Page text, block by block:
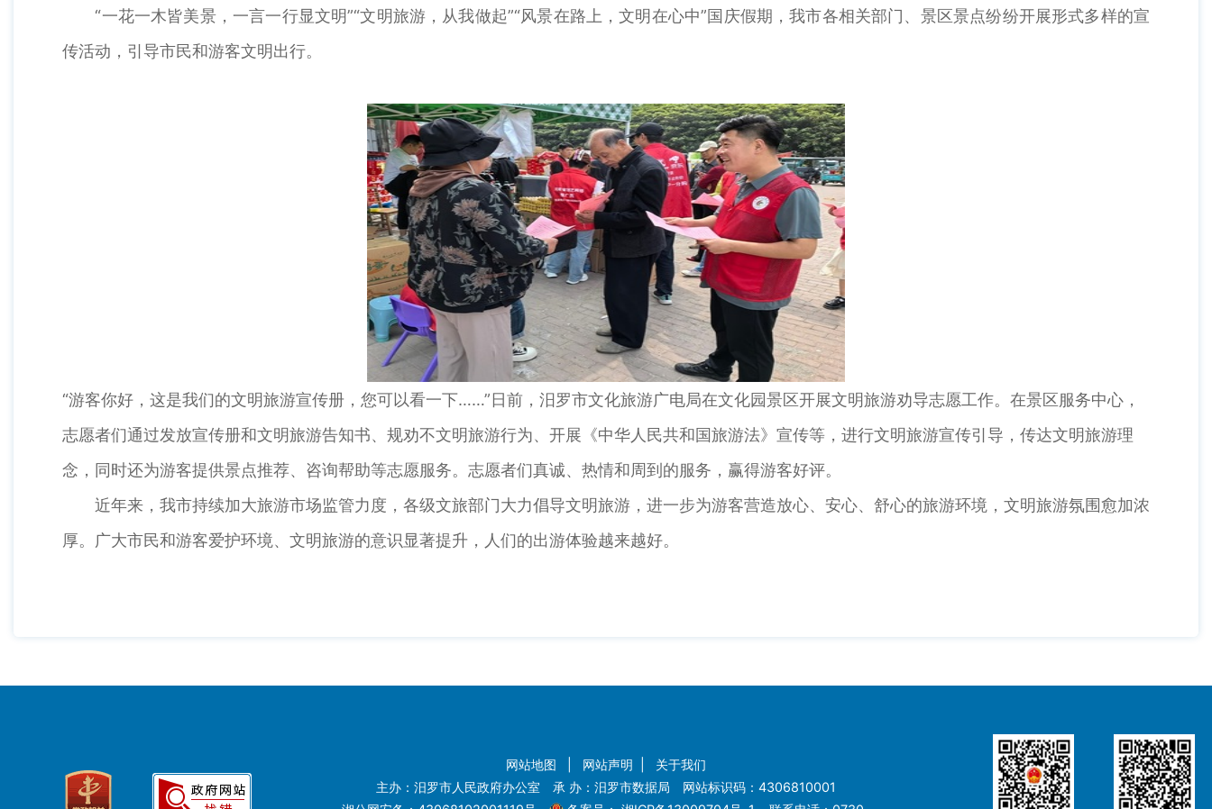
“一花一木皆美景，一言一行显文明”“文明旅游，从我做起”“风景在路上，文明在心中”国庆假期，我市各相关部门、景区景点纷纷开展形式多样的宣
传活动，引导市民和游客文明出行。
“游客你好，这是我们的文明旅游宣传册，您可以看一下……”日前，汨罗市文化旅游广电局在文化园景区开展文明旅游劝导志愿工作。在景区服务中心，
志愿者们通过发放宣传册和文明旅游告知书、规劝不文明旅游行为、开展《中华人民共和国旅游法》宣传等，进行文明旅游宣传引导，传达文明旅游理
念，同时还为游客提供景点推荐、咨询帮助等志愿服务。志愿者们真诚、热情和周到的服务，赢得游客好评。
近年来，我市持续加大旅游市场监管力度，各级文旅部门大力倡导文明旅游，进一步为游客营造放心、安心、舒心的旅游环境，文明旅游氛围愈加浓
厚。广大市民和游客爱护环境、文明旅游的意识显著提升，人们的出游体验越来越好。
网站地图 网站声明
关于我们
主办：汨罗市人民政府办公室 承 办：汨罗市数据局 网站标识码：4306810001